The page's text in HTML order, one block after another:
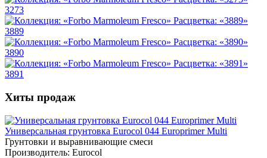
3273
3889
3890
3891
Хиты продаж
Универсальная грунтовка Eurocol 044 Europrimer Multi
Грунтовки и выравнивающие смеси
Производитель: Eurocol